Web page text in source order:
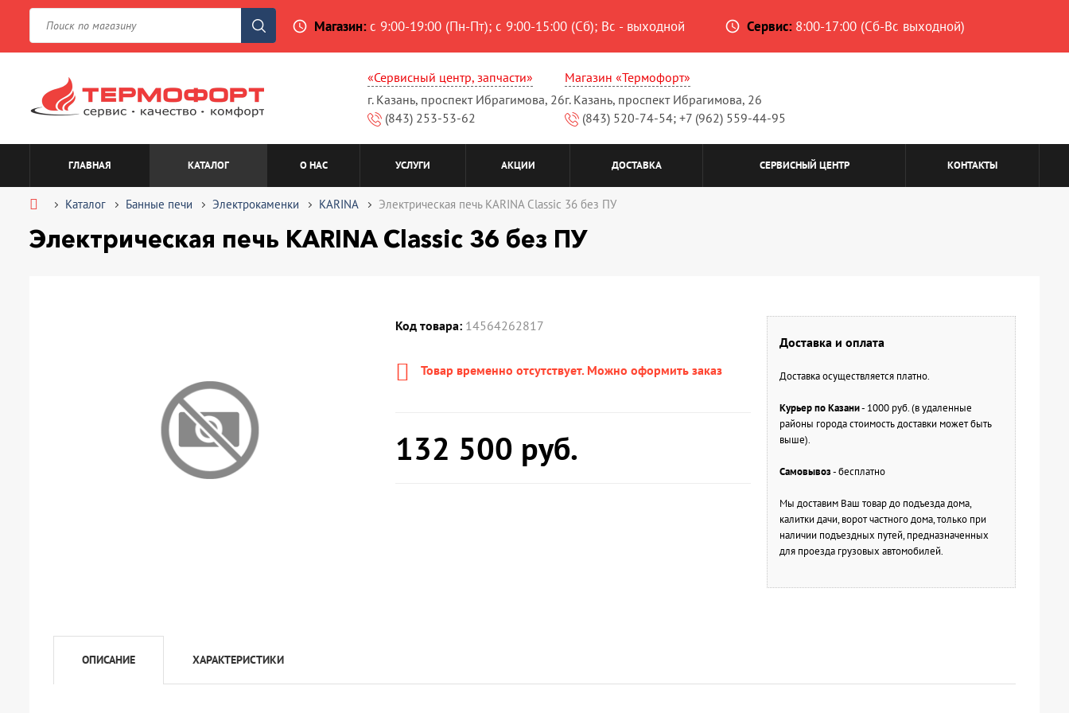
access_time Магазин:с 9:00-19:00 (Пн-Пт); с 9:00-15:00 (Сб); Вс - выходной access_time Сервис: 8:00-17:00 (Сб-Вс выходной)
«Сервисный центр, запчасти»
г. Казань, проспект Ибрагимова, 26
(843) 253-53-62
Магазин «Термофорт»
г. Казань, проспект Ибрагимова, 26
(843) 520-74-54; +7 (962) 559-44-95
ГЛАВНАЯ КАТАЛОГ О НАС УСЛУГИ АКЦИИ ДОСТАВКА СЕРВИСНЫЙ ЦЕНТР КОНТАКТЫ
Каталог Банные печи Электрокаменки KARINA Электрическая печь KARINA Classic 36 без ПУ
Электрическая печь KARINA Classic 36 без ПУ
Код товара: 14564262817
Товар временно отсутствует. Можно оформить заказ
132 500 руб.
Доставка и оплата
Доставка осуществляется платно.
Курьер по Казани- 1000 руб. (в удаленные
районы города стоимость доставки может быть
выше).
Самовывоз- бесплатно
Мы доставим Ваш товар до подъезда дома,
калитки дачи, ворот частного дома, только при
наличии подъездных путей, предназначенных
для проезда грузовых автомобилей.
ОПИСАНИЕ ХАРАКТЕРИСТИКИ